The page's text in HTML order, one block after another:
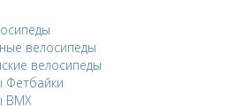
велосипеды
велосипеды
Фетбайки
BMX